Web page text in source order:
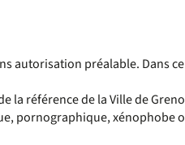
autorisation préalable. Dans
référence de la Ville de
pornographique, xénophobe